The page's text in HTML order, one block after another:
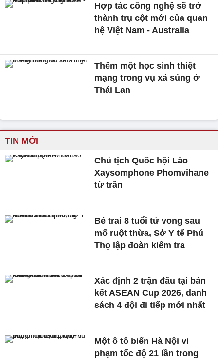
Hợp tác công nghệ sẽ trở
thành trụ cột mới của quan
hệ Việt Nam - Australia
Thêm một học sinh thiệt
mạng trong vụ xả súng ở
Thái Lan
TIN MỚI
Chủ tịch Quốc hội Lào
Xaysomphone Phomvihane
từ trần
Bé trai 8 tuổi tử vong sau
mổ ruột thừa, Sở Y tế Phú
Thọ lập đoàn kiểm tra
Xác định 2 trận đấu tại bán
kết ASEAN Cup 2026, danh
sách 4 đội đi tiếp mới nhất
Một ô tô biển Hà Nội vi
phạm tốc độ 21 lần trong